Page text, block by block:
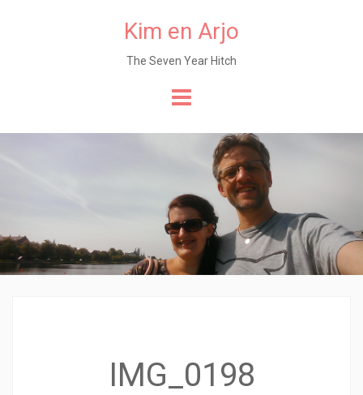
Kim en Arjo
The Seven Year Hitch
IMG_0198